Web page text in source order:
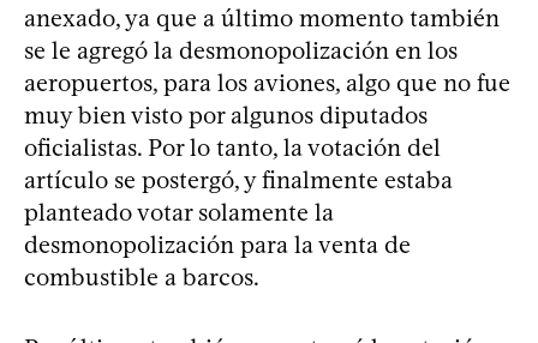
anexado, ya que a último momento también
se le agregó la desmonopolización en los
aeropuertos, para los aviones, algo que no fue
muy bien visto por algunos diputados
oficialistas. Por lo tanto, la votación del
artículo se postergó, y finalmente estaba
planteado votar solamente la
desmonopolización para la venta de
combustible a barcos.